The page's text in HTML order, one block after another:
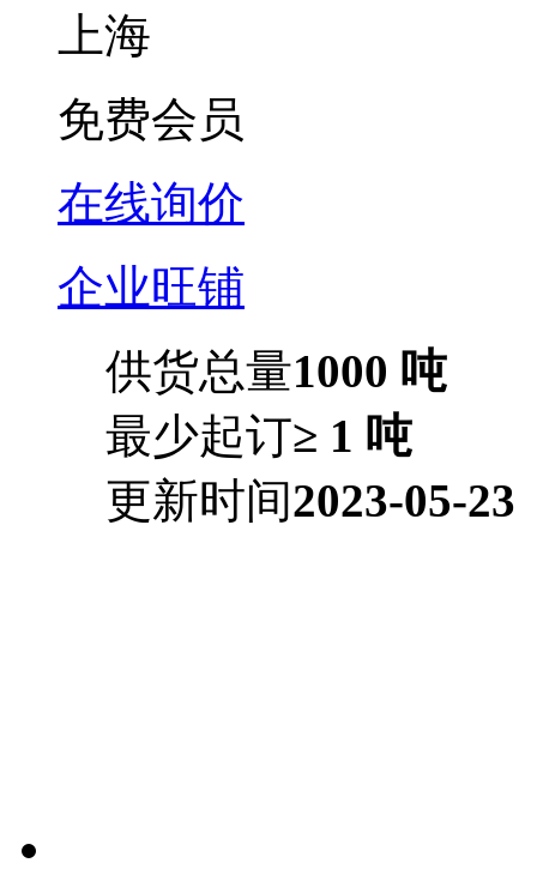
上海
免费会员
在线询价
企业旺铺
供货总量1000 吨
最少起订≥ 1 吨
更新时间2023-05-23